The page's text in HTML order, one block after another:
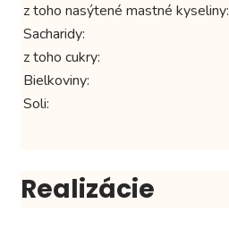
z toho nasýtené mastné kyseliny:
Sacharidy:
z toho cukry:
Bielkoviny:
Soli:
Realizácie